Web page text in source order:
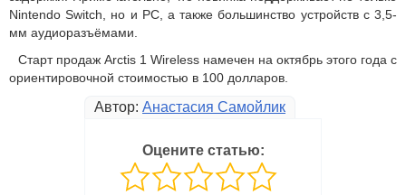
Nintendo Switch, но и PC, а также большинство устройств с 3,5-
мм аудиоразъёмами.
Старт продаж Arctis 1 Wireless намечен на октябрь этого года с
ориентировочной стоимостью в 100 долларов.
Автор: Анастасия Самойлик
Оцените статью: